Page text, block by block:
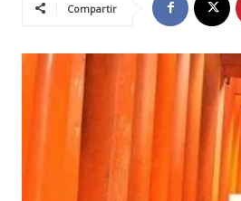
Compartir